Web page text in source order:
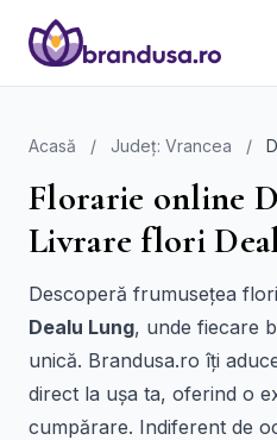
Acasă / Județ: Vrancea /
Florarie online
Livrare flori
Descoperă frumusețea
Dealu Lung, unde fiecare
unică. Brandusa.ro îți
direct la ușa ta, oferind o
cumpărare. Indiferent de